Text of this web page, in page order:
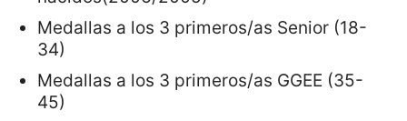
Medallas a los 3 primeros/as Senior (18-
34)
Medallas a los 3 primeros/as GGEE (35-
45)